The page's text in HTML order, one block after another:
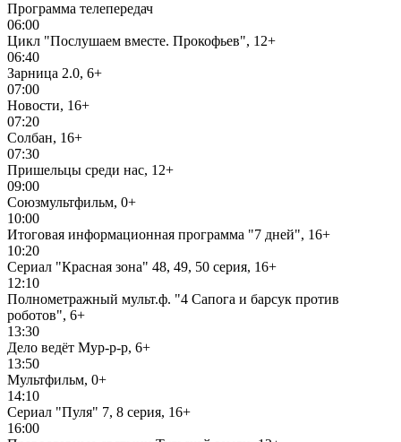
Программа телепередач
06:00
Цикл "Послушаем вместе. Прокофьев", 12+
06:40
Зарница 2.0, 6+
07:00
Новости, 16+
07:20
Солбан, 16+
07:30
Пришельцы среди нас, 12+
09:00
Союзмультфильм, 0+
10:00
Итоговая информационная программа "7 дней", 16+
10:20
Сериал "Красная зона" 48, 49, 50 серия, 16+
12:10
Полнометражный мульт.ф. "4 Сапога и барсук против
роботов", 6+
13:30
Дело ведёт Мур-р-р, 6+
13:50
Мультфильм, 0+
14:10
Сериал "Пуля" 7, 8 серия, 16+
16:00